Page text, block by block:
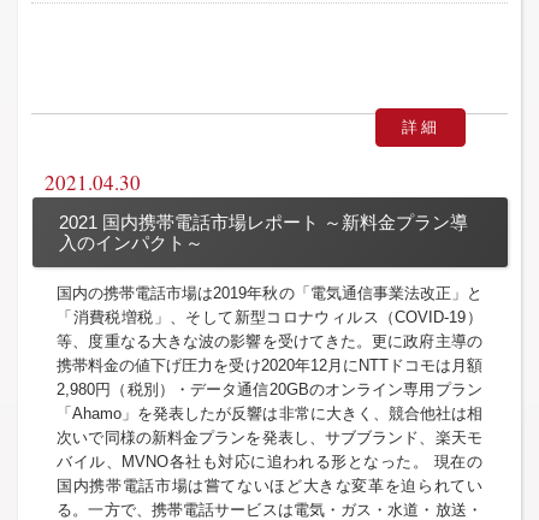
詳細
2021.04.30
2021 国内携帯電話市場レポート ～新料金プラン導
入のインパクト～
国内の携帯電話市場は2019年秋の「電気通信事業法改正」と
「消費税増税」、そして新型コロナウィルス（COVID-19）
等、度重なる大きな波の影響を受けてきた。更に政府主導の
携帯料金の値下げ圧力を受け2020年12月にNTTドコモは月額
2,980円（税別）・データ通信20GBのオンライン専用プラン
「Ahamo」を発表したが反響は非常に大きく、競合他社は相
次いで同様の新料金プランを発表し、サブブランド、楽天モ
バイル、MVNO各社も対応に追われる形となった。 現在の
国内携帯電話市場は嘗てないほど大きな変革を迫られてい
る。一方で、携帯電話サービスは電気・ガス・水道・放送・